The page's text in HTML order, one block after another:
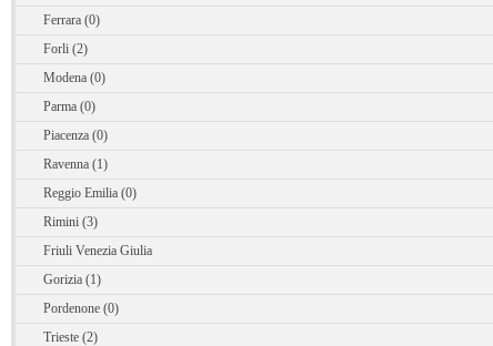
Ferrara (0)
Forli (2)
Modena (0)
Parma (0)
Piacenza (0)
Ravenna (1)
Reggio Emilia (0)
Rimini (3)
Friuli Venezia Giulia
Gorizia (1)
Pordenone (0)
Trieste (2)